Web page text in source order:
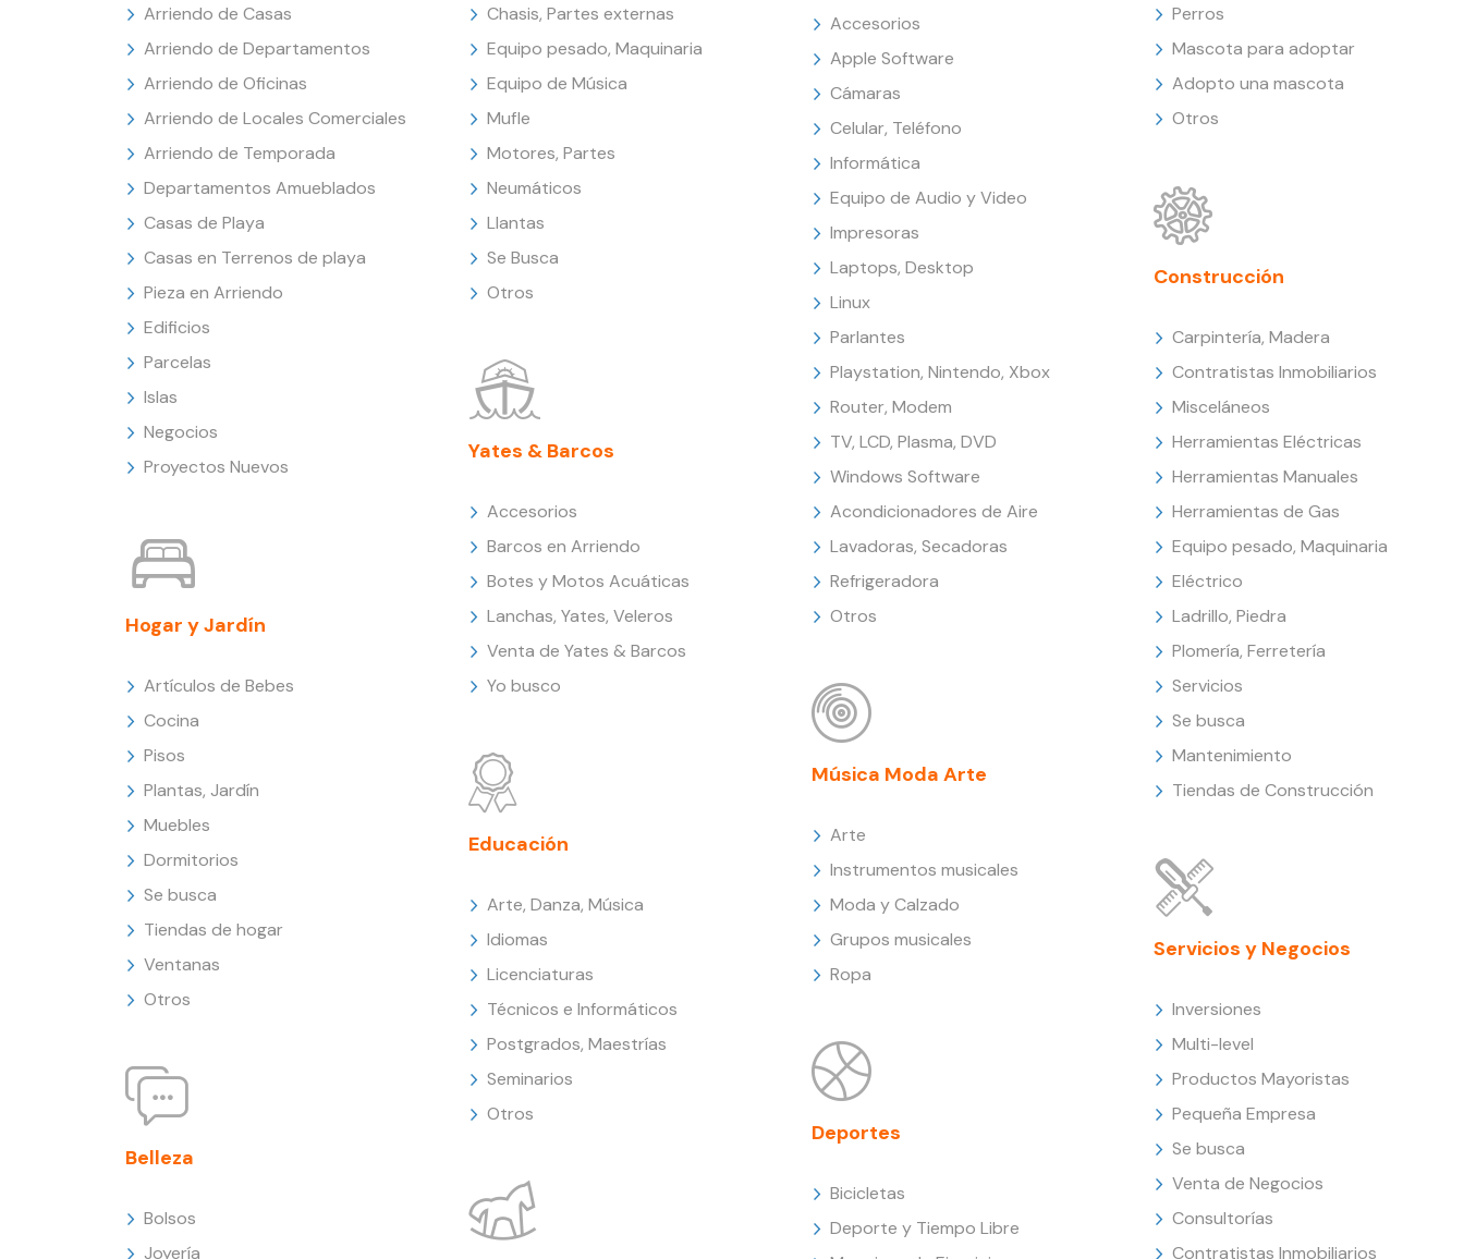
Arriendo de Casas
Arriendo de Departamentos
Arriendo de Oficinas
Arriendo de Locales Comerciales
Arriendo de Temporada
Departamentos Amueblados
Casas de Playa
Casas en Terrenos de playa
Pieza en Arriendo
Edificios
Parcelas
Islas
Negocios
Proyectos Nuevos
Hogar y Jardín
Artículos de Bebes
Cocina
Pisos
Plantas, Jardín
Muebles
Dormitorios
Se busca
Tiendas de hogar
Ventanas
Otros
Belleza
Bolsos
Joyería
Chasis, Partes externas
Equipo pesado, Maquinaria
Equipo de Música
Mufle
Motores, Partes
Neumáticos
Llantas
Se Busca
Otros
Yates & Barcos
Accesorios
Barcos en Arriendo
Botes y Motos Acuáticas
Lanchas, Yates, Veleros
Venta de Yates & Barcos
Yo busco
Educación
Arte, Danza, Música
Idiomas
Licenciaturas
Técnicos e Informáticos
Postgrados, Maestrías
Seminarios
Otros
Accesorios
Apple Software
Cámaras
Celular, Teléfono
Informática
Equipo de Audio y Video
Impresoras
Laptops, Desktop
Linux
Parlantes
Playstation, Nintendo, Xbox
Router, Modem
TV, LCD, Plasma, DVD
Windows Software
Acondicionadores de Aire
Lavadoras, Secadoras
Refrigeradora
Otros
Música Moda Arte
Arte
Instrumentos musicales
Moda y Calzado
Grupos musicales
Ropa
Deportes
Bicicletas
Deporte y Tiempo Libre
Perros
Mascota para adoptar
Adopto una mascota
Otros
Construcción
Carpintería, Madera
Contratistas Inmobiliarios
Misceláneos
Herramientas Eléctricas
Herramientas Manuales
Herramientas de Gas
Equipo pesado, Maquinaria
Eléctrico
Ladrillo, Piedra
Plomería, Ferretería
Servicios
Se busca
Mantenimiento
Tiendas de Construcción
Servicios y Negocios
Inversiones
Multi-level
Productos Mayoristas
Pequeña Empresa
Se busca
Venta de Negocios
Consultorías
Contratistas Inmobiliarios